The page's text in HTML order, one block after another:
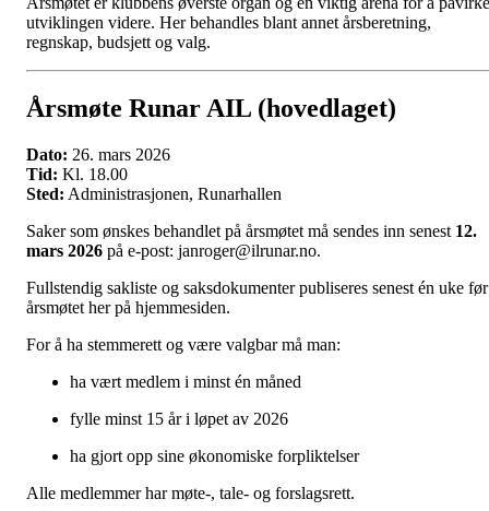
utviklingen videre. Her behandles blant annet årsberetning,
regnskap, budsjett og valg.
Årsmøte Runar AIL (hovedlaget)
Dato: 26. mars 2026
Tid: Kl. 18.00
Sted: Administrasjonen, Runarhallen
Saker som ønskes behandlet på årsmøtet må sendes inn senest 12.
mars 2026 på e-post: janroger@ilrunar.no.
Fullstendig sakliste og saksdokumenter publiseres senest én uke før
årsmøtet her på hjemmesiden.
For å ha stemmerett og være valgbar må man:
ha vært medlem i minst én måned
fylle minst 15 år i løpet av 2026
ha gjort opp sine økonomiske forpliktelser
Alle medlemmer har møte-, tale- og forslagsrett.